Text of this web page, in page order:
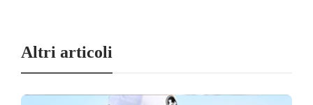
Altri articoli